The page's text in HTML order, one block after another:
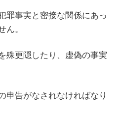
罪事実と密接な関係にあっ
。
殊更隠したり、虚偽の事実
申告がなされなければなり